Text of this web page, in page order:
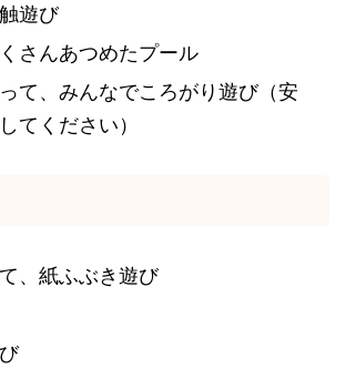
遊び
さんあつめたプール
て、みんなでころがり遊び（安
てください）
、紙ふぶき遊び